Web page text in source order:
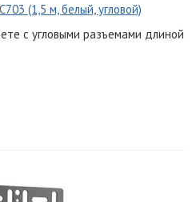
(1,5 м, белый, угловой)
с угловыми разъемами длиной